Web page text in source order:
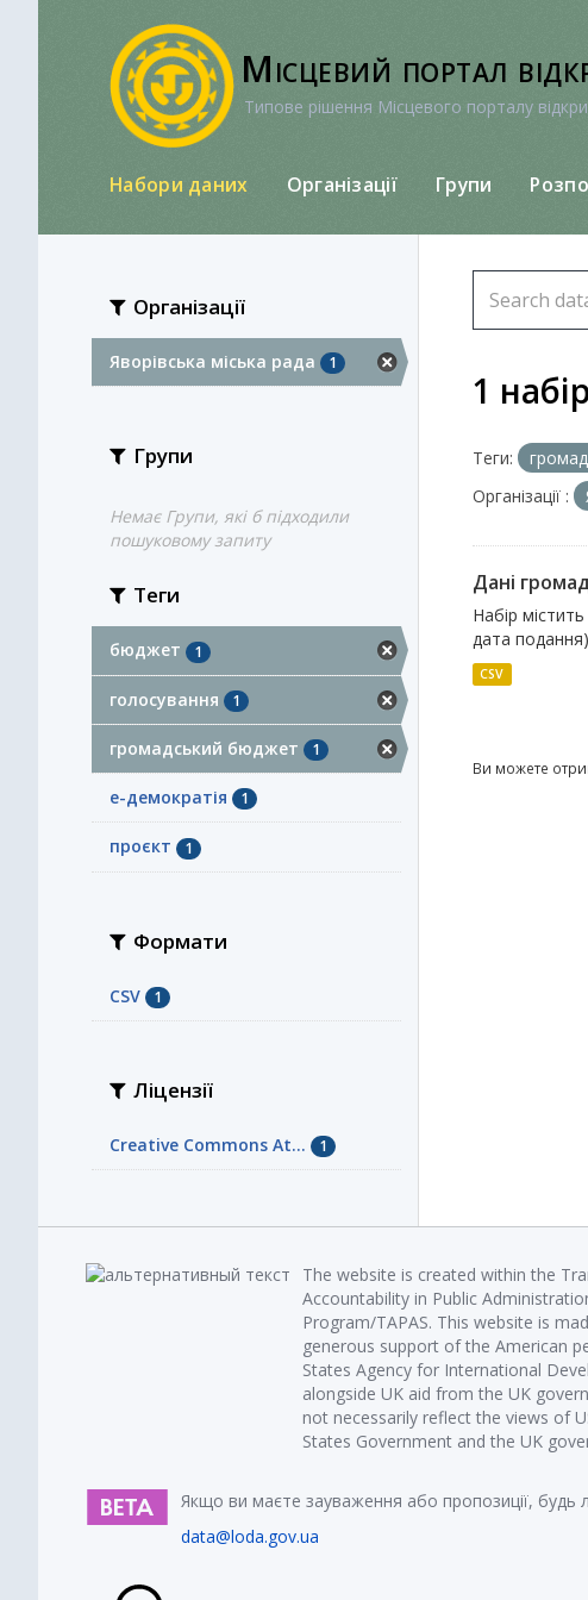
Місцевий портал
Типове рішення Місцевого порталу
Набори даних Організації Групи
Організації
Яворівська міська рада 1
Групи
Немає Групи, які б підходили
пошуковому запиту
Теги
бюджет 1
голосування 1
громадський бюджет 1
е-демократія 1
проєкт 1
Формати
CSV 1
Ліцензії
Creative Commons At... 1
1
Теги:
Організації :
Дані
Набір
дата
CSV
Ви можете
The website is created within the
Accountability in Public
Program/TAPAS. This website is
generous support of the American
States Agency for International
alongside UK aid from the UK
not necessarily reflect the views of
States Government and the UK
Якщо ви маєте зауваження або пропозиції, будь
data@loda.gov.ua